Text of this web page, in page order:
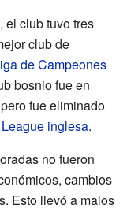
el club tuvo tres
club de
de Campeones
bosnio fue en
fue eliminado
inglesa.
no fueron
cambios
Esto llevó a malos